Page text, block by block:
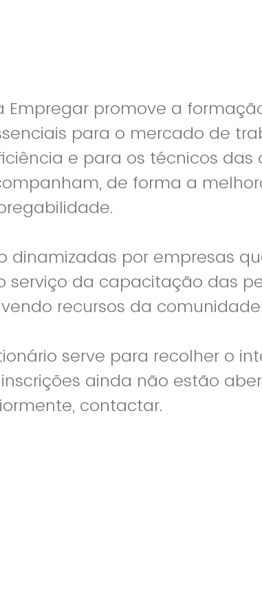
Empregar promove a
para o mercado de
e para os técnicos das
de forma a
dinamizadas por empresas
serviço da capacitação das
recursos da
serve para recolher o
ainda não estão
contactar.